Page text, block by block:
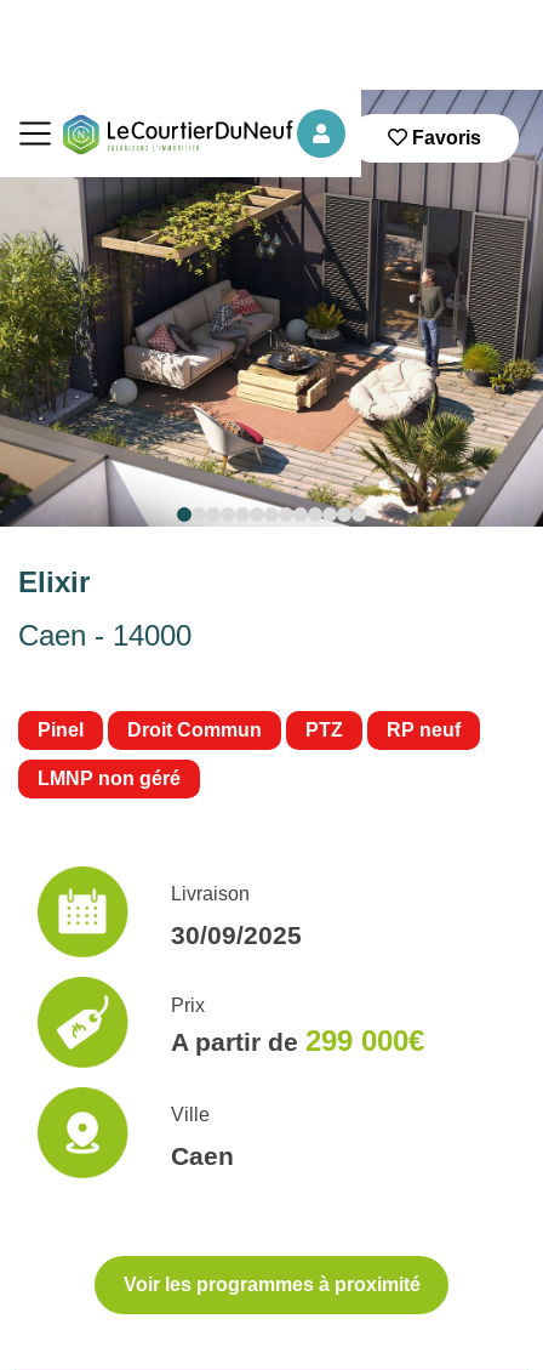
Favoris
Elixir
Caen - 14000
Pinel Droit Commun PTZ RP neuf
LMNP non géré
Livraison
30/09/2025
Prix
A partir de 299 000€
Ville
Caen
Voir les programmes à proximité